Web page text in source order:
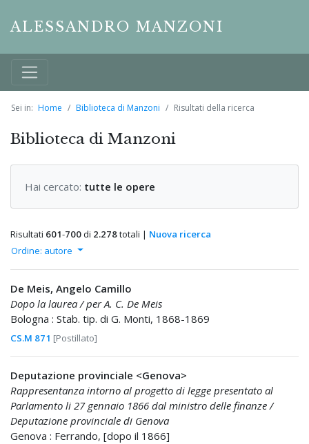
ALESSANDRO MANZONI
Sei in: Home Biblioteca di Manzoni Risultati della ricerca
Biblioteca di Manzoni
Hai cercato: tutte le opere
Risultati 601-700di 2.278totali | Nuova ricerca
Ordine: autore
De Meis, Angelo Camillo
Dopo la laurea / per A. C. De Meis
Bologna : Stab. tip. di G. Monti, 1868-1869
CS.M 871 [Postillato]
Deputazione provinciale <Genova>
Rappresentanza intorno al progetto di legge presentato al
Parlamento li 27 gennaio 1866 dal ministro delle finanze /
Deputazione provinciale di Genova
Genova : Ferrando, [dopo il 1866]